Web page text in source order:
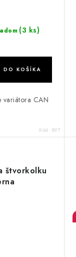
(3 ks)
DO KOŠÍKA
variátora CAN
Kód: 897
štvorkolku